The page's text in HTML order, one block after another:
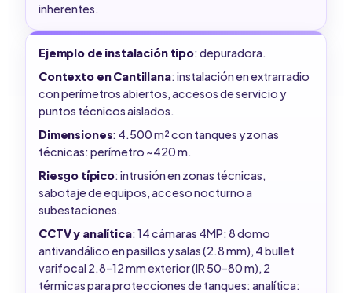
inherentes.
Ejemplo de instalación tipo: depuradora.
Contexto en Cantillana: instalación en extrarradio
con perímetros abiertos, accesos de servicio y
puntos técnicos aislados.
Dimensiones: 4.500 m² con tanques y zonas
técnicas: perímetro ~420 m.
Riesgo típico: intrusión en zonas técnicas,
sabotaje de equipos, acceso nocturno a
subestaciones.
CCTV y analítica: 14 cámaras 4MP: 8 domo
antivandálico en pasillos y salas (2.8 mm), 4 bullet
varifocal 2.8–12 mm exterior (IR 50–80 m), 2
térmicas para protecciones de tanques: analítica: